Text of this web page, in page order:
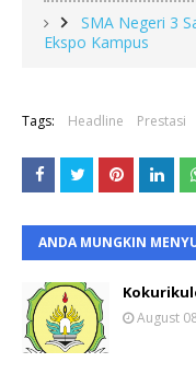
SMA Negeri 3
Ekspo Kampus
Tags: Headline Prestasi
ANDA MUNGKIN
August